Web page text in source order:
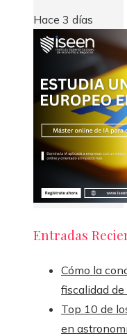
Hace 3 días
Entradas
Cómo la
fiscalidad
Top 10 de
en